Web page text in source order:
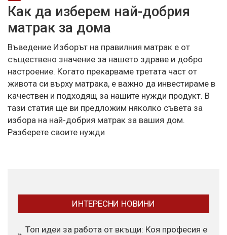
Как да изберем най-добрия
матрак за дома
Въведение Изборът на правилния матрак е от
съществено значение за нашето здраве и добро
настроение. Когато прекарваме третата част от
живота си върху матрака, е важно да инвестираме в
качествен и подходящ за нашите нужди продукт. В
тази статия ще ви предложим няколко съвета за
избора на най-добрия матрак за вашия дом.
Разберете своите нужди
ИНТЕРЕСНИ НОВИНИ
Топ идеи за работа от вкъщи: Коя професия е